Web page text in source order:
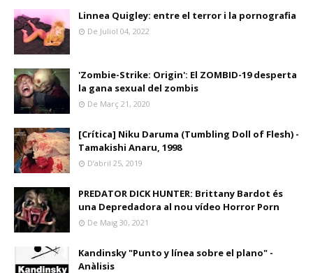
Linnea Quigley: entre el terror i la pornografia
De Juliol 04, 2022
'Zombie-Strike: Origin': El ZOMBID-19 desperta
la gana sexual del zombis
De Març 21, 2020
[Crítica] Niku Daruma (Tumbling Doll of Flesh) -
Tamakishi Anaru, 1998
D’abril 25, 2019
PREDATOR DICK HUNTER: Brittany Bardot és
una Depredadora al nou vídeo Horror Porn
De Maig 30, 2021
Kandinsky "Punto y línea sobre el plano" -
Anàlisis